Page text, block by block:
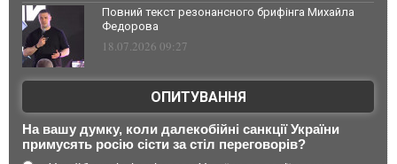
Повний текст резонансного брифінга Михайла
Федорова
18.07.2026 09:27
ОПИТУВАННЯ
На вашу думку, коли далекобійні санкції України
примусять росію сісти за стіл переговорів?